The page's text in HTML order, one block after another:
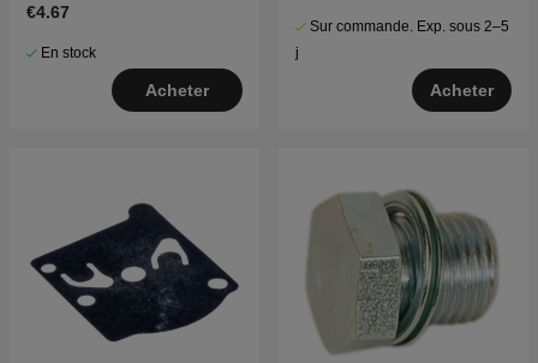
€4.67
En stock
Acheter
Sur commande. Exp. sous 2–5
j
Acheter